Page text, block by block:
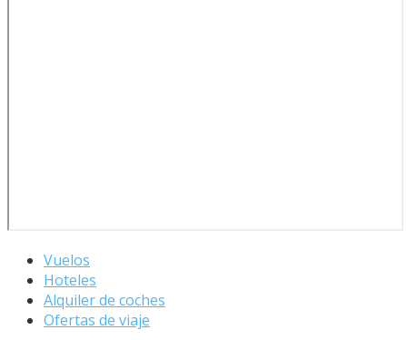
Vuelos
Hoteles
Alquiler de coches
Ofertas de viaje